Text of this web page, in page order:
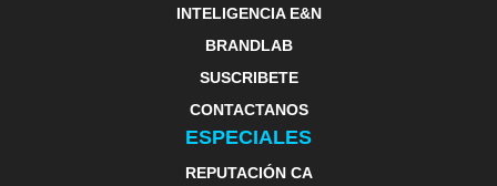
INTELIGENCIA E&N
BRANDLAB
SUSCRIBETE
CONTACTANOS
ESPECIALES
REPUTACIÓN CA